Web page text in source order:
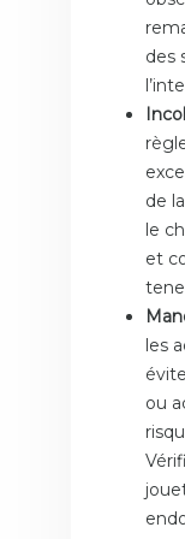
des
de
le
et
les
ou